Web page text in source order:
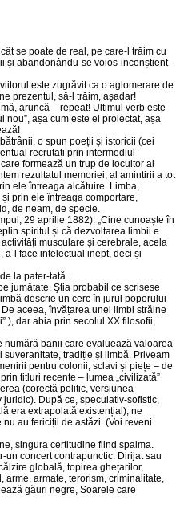
se poate de real, pe care-l trăim cu
și abandonându-se voios-inconștient-
este zugrăvit ca o aglomerare de
prezentul, să-l trăim, așadar!
aruncă – repeat! Ultimul verb este
nou”, așa cum este el proiectat, așa
o spun poeții și istoricii (cei
recrutați prin intermediul
formează un trup de locuitor al
rezultatul memoriei, al amintirii a tot
ele întreaga alcătuire. Limba,
prin ele întreaga comportare,
de neam, de specie.
29 aprilie 1882): „Cine cunoaște în
spiritul și că dezvoltarea limbii e
musculare și cerebrale, acela
a-l face intelectual inept, deci și
la pater-tată.
jumătate. Ştia probabil ce scrisese
descrie un cerc în jurul poporului
aceea, învățarea unei limbi străine
dar abia prin secolul XX filosofii,
numără banii care evaluează valoarea
tradiție și limbă. Priveam
pentru colonii, sclavi și piețe – de
titluri recente – lumea „civilizată”
(corectă politic, versiunea
După ce, speculativ-sofistic,
era extrapolată existențial), ne
au fericiții de astăzi. (Voi reveni
singura certitudine fiind spaima.
un concert contrapunctic. Dirijat sau
globală, topirea ghețarilor,
arme, armate, terorism, criminalitate,
găuri negre, Soarele care